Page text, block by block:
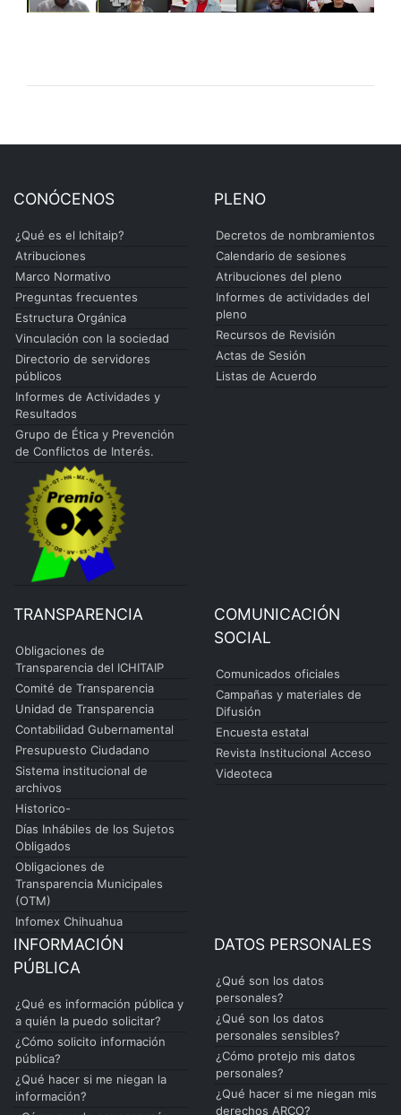
CONÓCENOS
¿Qué es el Ichitaip?
Atribuciones
Marco Normativo
Preguntas frecuentes
Estructura Orgánica
Vinculación con la sociedad
Directorio de servidores
públicos
Informes de Actividades y
Resultados
Grupo de Ética y Prevención
de Conflictos de Interés.
PLENO
Decretos de nombramientos
Calendario de sesiones
Atribuciones del pleno
Informes de actividades del
pleno
Recursos de Revisión
Actas de Sesión
Listas de Acuerdo
TRANSPARENCIA
Obligaciones de
Transparencia del ICHITAIP
Comité de Transparencia
Unidad de Transparencia
Contabilidad Gubernamental
Presupuesto Ciudadano
Sistema institucional de
archivos
Historico-
Días Inhábiles de los Sujetos
Obligados
Obligaciones de
Transparencia Municipales
(OTM)
Infomex Chihuahua
COMUNICACIÓN
SOCIAL
Comunicados oficiales
Campañas y materiales de
Difusión
Encuesta estatal
Revista Institucional Acceso
Videoteca
INFORMACIÓN
PÚBLICA
¿Qué es información pública y
a quién la puedo solicitar?
¿Cómo solicito información
pública?
¿Qué hacer si me niegan la
información?
DATOS PERSONALES
¿Qué son los datos
personales?
¿Qué son los datos
personales sensibles?
¿Cómo protejo mis datos
personales?
¿Qué hacer si me niegan mis
derechos ARCO?